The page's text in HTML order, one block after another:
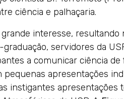
ciência e palhaçaria.
interesse,
servidores da
a comunicar ciência
pequenas apresentações
instigantes